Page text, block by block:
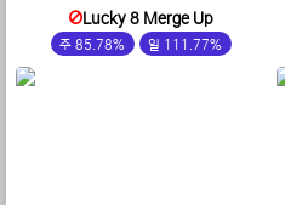
Lucky 8 Merge Up
주 85.78% 일 111.77%